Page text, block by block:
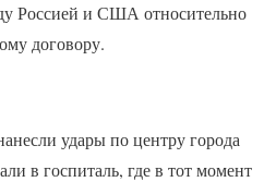
Россией и США относительно
договору.
удары по центру города
в госпиталь, где в тот момент